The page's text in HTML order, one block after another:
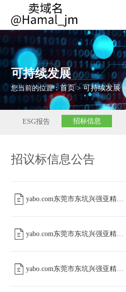
可持续发展
您当前的位置：首页>可持续发展
ESG报告 招标信息
招议标信息公告
yabo.com东莞市东坑兴强亚精密五金加工厂工会委员会篮球场改造工程中标公告
yabo.com东莞市东坑兴强亚精密五金加工厂股份有限公司包装类物料招标通知
yabo.com东莞市东坑兴强亚精密五金加工厂工会委员会篮球场改造工程磋商公告